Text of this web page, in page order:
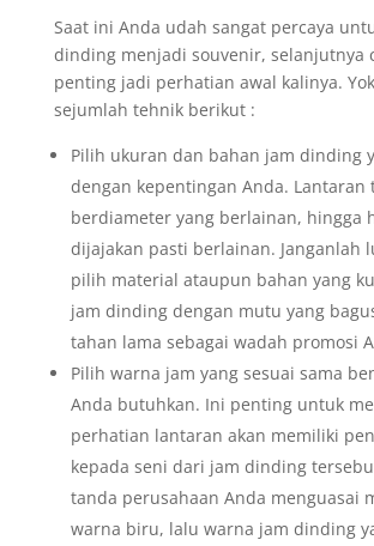
Saat ini Anda udah sangat percaya
dinding menjadi souvenir, selanjutnya
penting jadi perhatian awal kalinya.
sejumlah tehnik berikut :
Pilih ukuran dan bahan jam dinding
dengan kepentingan Anda. Lantaran
berdiameter yang berlainan, hingga
dijajakan pasti berlainan. Janganlah
pilih material ataupun bahan yang
jam dinding dengan mutu yang
tahan lama sebagai wadah promosi
Pilih warna jam yang sesuai sama
Anda butuhkan. Ini penting untuk
perhatian lantaran akan memiliki
kepada seni dari jam dinding
tanda perusahaan Anda menguasai
warna biru, lalu warna jam dinding